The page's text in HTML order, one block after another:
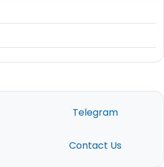
Telegram
Contact Us